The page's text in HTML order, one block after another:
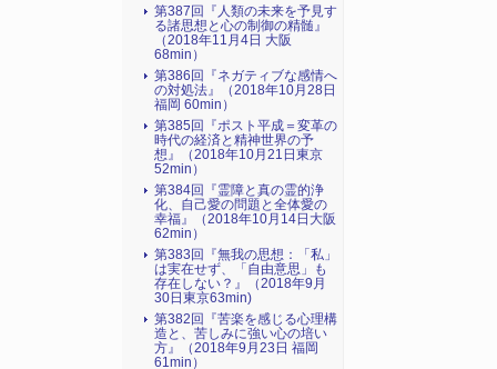
第387回『人類の未来を予見す
る諸思想と心の制御の精髄』
（2018年11月4日 大阪
68min）
第386回『ネガティブな感情へ
の対処法』（2018年10月28日
福岡 60min）
第385回『ポスト平成＝変革の
時代の経済と精神世界の予
想』（2018年10月21日東京
52min）
第384回『霊障と真の霊的浄
化、自己愛の問題と全体愛の
幸福』（2018年10月14日大阪
62min）
第383回『無我の思想：「私」
は実在せず、「自由意思」も
存在しない？』（2018年9月
30日東京63min)
第382回『苦楽を感じる心理構
造と、苦しみに強い心の培い
方』（2018年9月23日 福岡
61min）